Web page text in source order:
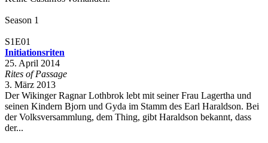
Season 1
S1E01
Initiationsriten
25. April 2014
Rites of Passage
3. März 2013
Der Wikinger Ragnar Lothbrok lebt mit seiner Frau Lagertha und
seinen Kindern Bjorn und Gyda im Stamm des Earl Haraldson. Bei
der Volksversammlung, dem Thing, gibt Haraldson bekannt, dass
der...